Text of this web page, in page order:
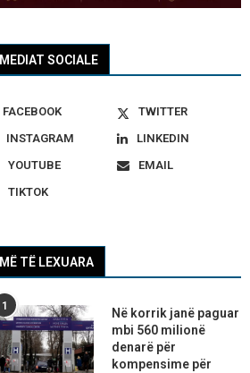
MEDIAT SOCIALE
FACEBOOK
TWITTER
INSTAGRAM
LINKEDIN
YOUTUBE
EMAIL
TIKTOK
MË TË LEXUARA
1
Në korrik janë paguar
mbi 560 milionë
denarë për
kompensime për